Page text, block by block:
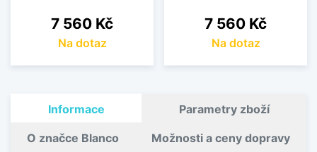
Cena
7 560 Kč
Na dotaz
Cena
7 560 Kč
Na dotaz
Informace Parametry zboží
O značce Blanco Možnosti a ceny dopravy